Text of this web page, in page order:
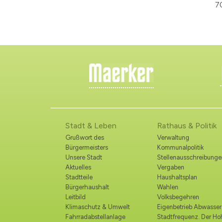
Stadt & Leben
Grußwort des
Bürgermeisters
Unsere Stadt
Aktuelles
Stadtteile
Bürgerhaushalt
Leitbild
Klimaschutz & Umwelt
Fahrradabstellanlage
Rathaus & Politik
Verwaltung
Kommunalpolitik
Vergaben
Haushaltsplan
Wahlen
Volksbegehren
Eigenbetrieb Abwasser
Stadtfrequenz. Der